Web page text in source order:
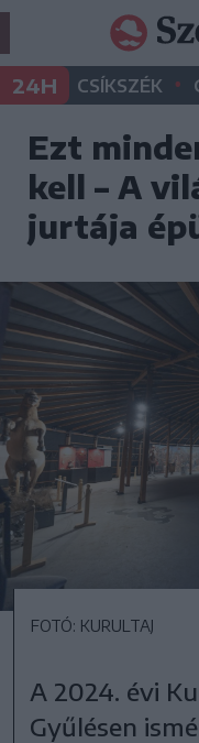
24H CSÍKSZÉK •
Ezt
kell – A
jurtája
FOTÓ: KURULTAJ
A 2024. évi
Gyűlésen